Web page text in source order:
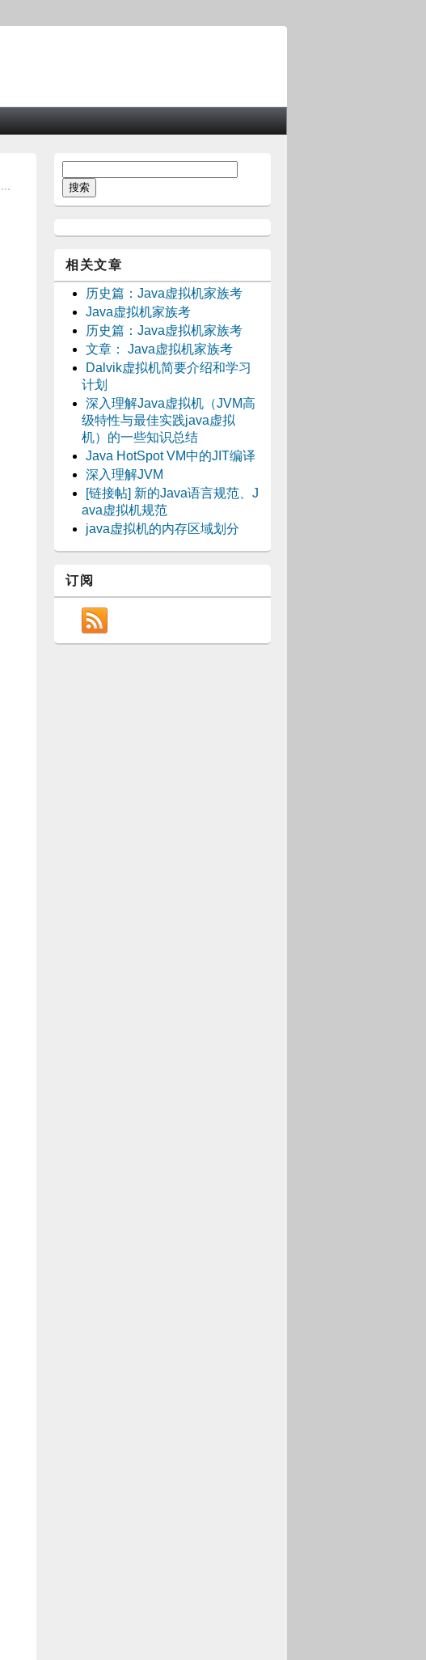
相关文章
历史篇：Java虚拟机家族考
Java虚拟机家族考
历史篇：Java虚拟机家族考
文章： Java虚拟机家族考
Dalvik虚拟机简要介绍和学习
计划
深入理解Java虚拟机（JVM高
级特性与最佳实践java虚拟
机）的一些知识总结
Java HotSpot VM中的JIT编译
深入理解JVM
[链接帖] 新的Java语言规范、J
ava虚拟机规范
java虚拟机的内存区域划分
订阅